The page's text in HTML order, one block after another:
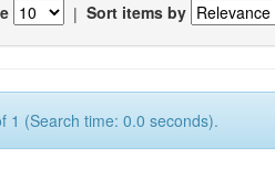
| Sort items by
1 (Search time: 0.0 seconds).